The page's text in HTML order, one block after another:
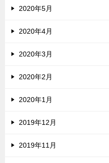
2020年5月
2020年4月
2020年3月
2020年2月
2020年1月
2019年12月
2019年11月